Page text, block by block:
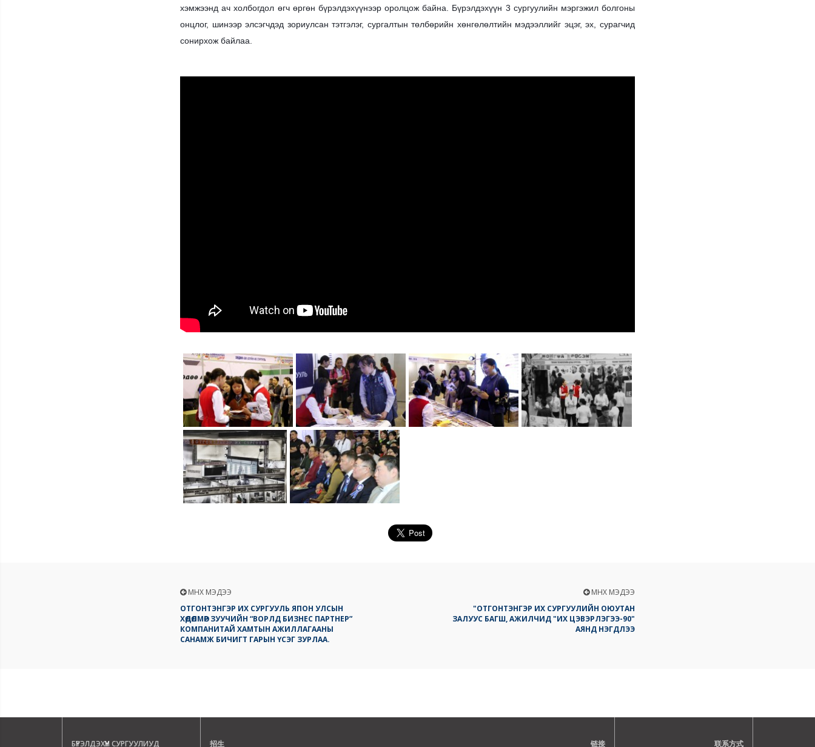
хэмжээнд ач холбогдол өгч өргөн бүрэлдэхүүнээр оролцож байна. Бүрэлдэхүүн 3 сургуулийн мэргэжил болгоны
онцлог, шинээр элсэгчдэд зориулсан тэтгэлэг, сургалтын төлбөрийн хөнгөлөлтийн мэдээллийг эцэг, эх, сурагчид
сонирхож байлаа.
ӨМНӨХ МЭДЭЭ
ОТГОНТЭНГЭР ИХ СУРГУУЛЬ ЯПОН УЛСЫН
ХӨДӨЛМӨР ЗУУЧИЙН “ВОРЛД БИЗНЕС ПАРТНЕР”
КОМПАНИТАЙ ХАМТЫН АЖИЛЛАГААНЫ
САНАМЖ БИЧИГТ ГАРЫН ҮСЭГ ЗУРЛАА.
ӨМНӨХ МЭДЭЭ
"ОТГОНТЭНГЭР ИХ СУРГУУЛИЙН ОЮУТАН
ЗАЛУУС БАГШ, АЖИЛЧИД "ИХ ЦЭВЭРЛЭГЭЭ-90"
АЯНД НЭГДЛЭЭ
БҮРЭЛДЭХҮҮН СУРГУУЛИУД 招生 链接 联系方式